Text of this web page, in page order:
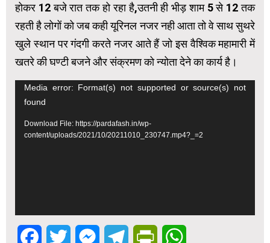
होकर 12 बजे रात तक हो रहा है,उतनी ही भीड़ शाम 5 से 12 तक
रहती है लोगों को जब कही यूरिनल नजर नही आता तो वे साथ सुथरे
खुले स्थान पर गंदगी करते नजर आते हैं जो इस वैश्विक महामारी में
खतरे की घण्टी बजने और संक्रमण को न्योता देने का कार्य है।
Video
Player
Media error: Format(s) not supported or source(s) not
found
Download File: https://pardafash.in/wp-
content/uploads/2021/10/20211010_230747.mp4?_=2
FacebookTwitter MessengerTelegramPrintFriendly